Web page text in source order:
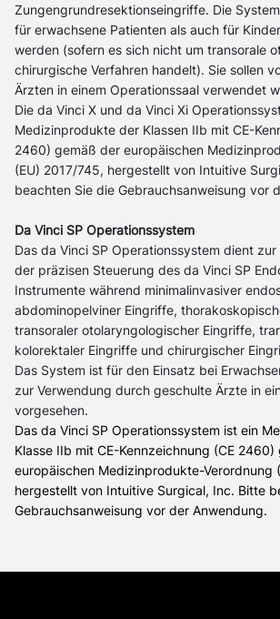
Zungengrundresektionseingriffe. Die
für erwachsene Patienten als auch für
werden (sofern es sich nicht um transorale
chirurgische Verfahren handelt). Sie sollen
Ärzten in einem Operationssaal verwendet
Die da Vinci X und da Vinci Xi
Medizinprodukte der Klassen IIb mit CE-
2460) gemäß der europäischen
(EU) 2017/745, hergestellt von Intuitive
beachten Sie die Gebrauchsanweisung vor
Da Vinci SP Operationssystem
Das da Vinci SP Operationssystem dient
der präzisen Steuerung des da Vinci SP
Instrumente während minimalinvasiver
abdominopelviner Eingriffe,
transoraler otolaryngologischer Eingriffe,
kolorektaler Eingriffe und chirurgischer
Das System ist für den Einsatz bei
zur Verwendung durch geschulte Ärzte in
vorgesehen.
Das da Vinci SP Operationssystem ist ein
Klasse IIb mit CE-Kennzeichnung (CE
europäischen Medizinprodukte-Verordnung
hergestellt von Intuitive Surgical, Inc. Bitte
Gebrauchsanweisung vor der Anwendung.